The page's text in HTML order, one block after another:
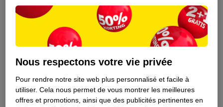
10
Épuisé
Conseil sur les jouets
Nous respectons votre vie privée
Pour rendre notre site web plus personnalisé et facile à
utiliser. Cela nous permet de vous montrer les meilleures
offres et promotions, ainsi que des publicités pertinentes en